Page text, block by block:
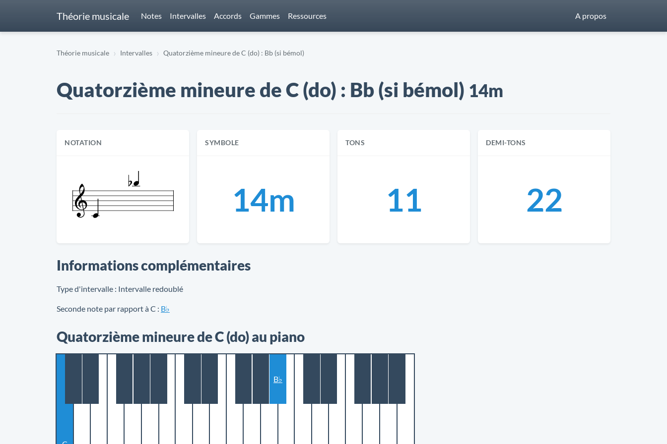
Théorie musicale Notes Intervalles Accords Gammes Ressources A propos
Théorie musicale Intervalles Quatorzième mineure de C (do) : Bb (si bémol)
Quatorzième mineure de C (do) : Bb (si bémol) 14m
NOTATION SYMBOLE
14m
TONS
11
DEMI-TONS
22
Informations complémentaires
Type d'intervalle : Intervalle redoublé
Seconde note par rapport à C : B♭
Quatorzième mineure de C (do) au piano
B♭